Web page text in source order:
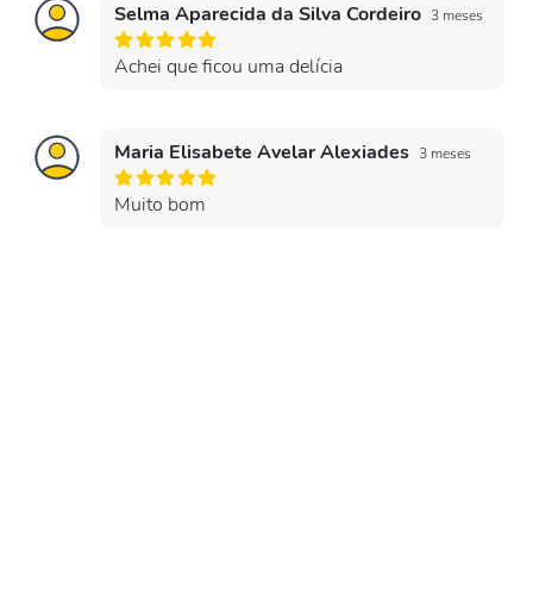
Selma Aparecida da Silva Cordeiro 3 meses
Achei que ficou uma delícia
Maria Elisabete Avelar Alexiades 3 meses
Muito bom